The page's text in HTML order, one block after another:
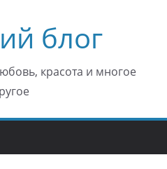
блог
красота и многое